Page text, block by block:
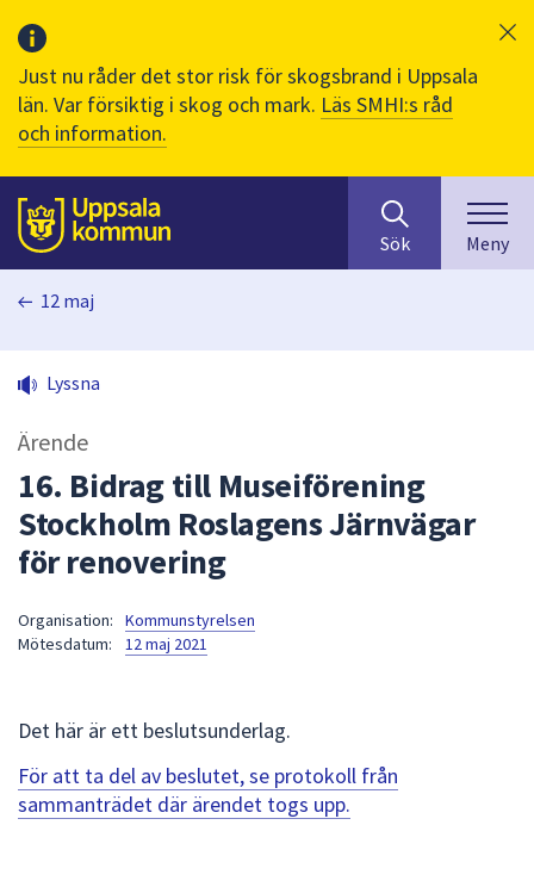
Just nu råder det stor risk för skogsbrand i Uppsala
län. Var försiktig i skog och mark. Läs SMHI:s råd
och information.
Till sidans
huvudinnehåll
efter
innehåll
på
sökfältet
kommer
sökförslag
att
navigera
mellan
Sök Meny
12 maj
Lyssna
Ärende
16. Bidrag till Museiförening
Stockholm Roslagens Järnvägar
för renovering
Organisation:
Kommunstyrelsen
Mötesdatum:
12 maj 2021
Det här är ett beslutsunderlag.
För att ta del av beslutet, se protokoll från
sammanträdet där ärendet togs upp.